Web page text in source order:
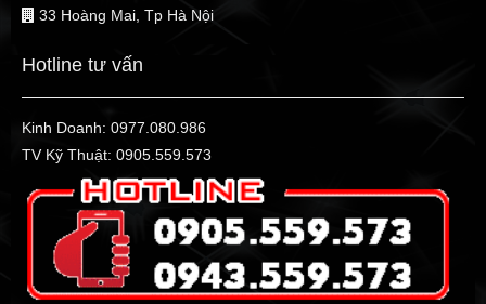
33 Hoàng Mai, Tp Hà Nội
Hotline tư vấn
Kinh Doanh: 0977.080.986
TV Kỹ Thuật: 0905.559.573